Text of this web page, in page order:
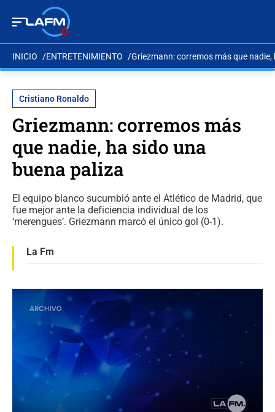
INICIO ENTRETENIMIENTO Griezmann: corremos más que
Cristiano Ronaldo
Griezmann: corremos más
que nadie, ha sido una
buena paliza
El equipo blanco sucumbió ante el Atlético de Madrid, que
fue mejor ante la deficiencia individual de los
‘merengues’. Griezmann marcó el único gol (0-1).
La Fm